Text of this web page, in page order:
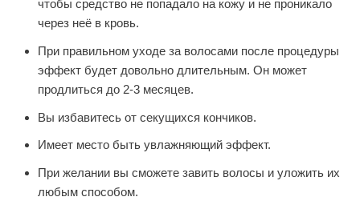
чтобы средство не попадало на кожу и не проникало
через неё в кровь.
При правильном уходе за волосами после процедуры
эффект будет довольно длительным. Он может
продлиться до 2-3 месяцев.
Вы избавитесь от секущихся кончиков.
Имеет место быть увлажняющий эффект.
При желании вы сможете завить волосы и уложить их
любым способом.